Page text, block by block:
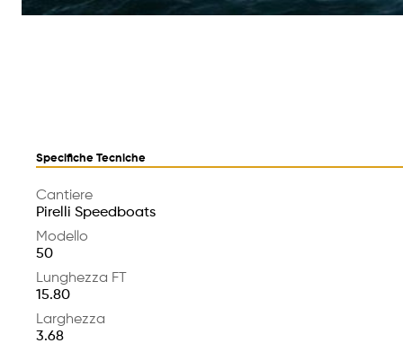
Specifiche Tecniche
Cantiere
Pirelli Speedboats
Modello
50
Lunghezza FT
15.80
Larghezza
3.68